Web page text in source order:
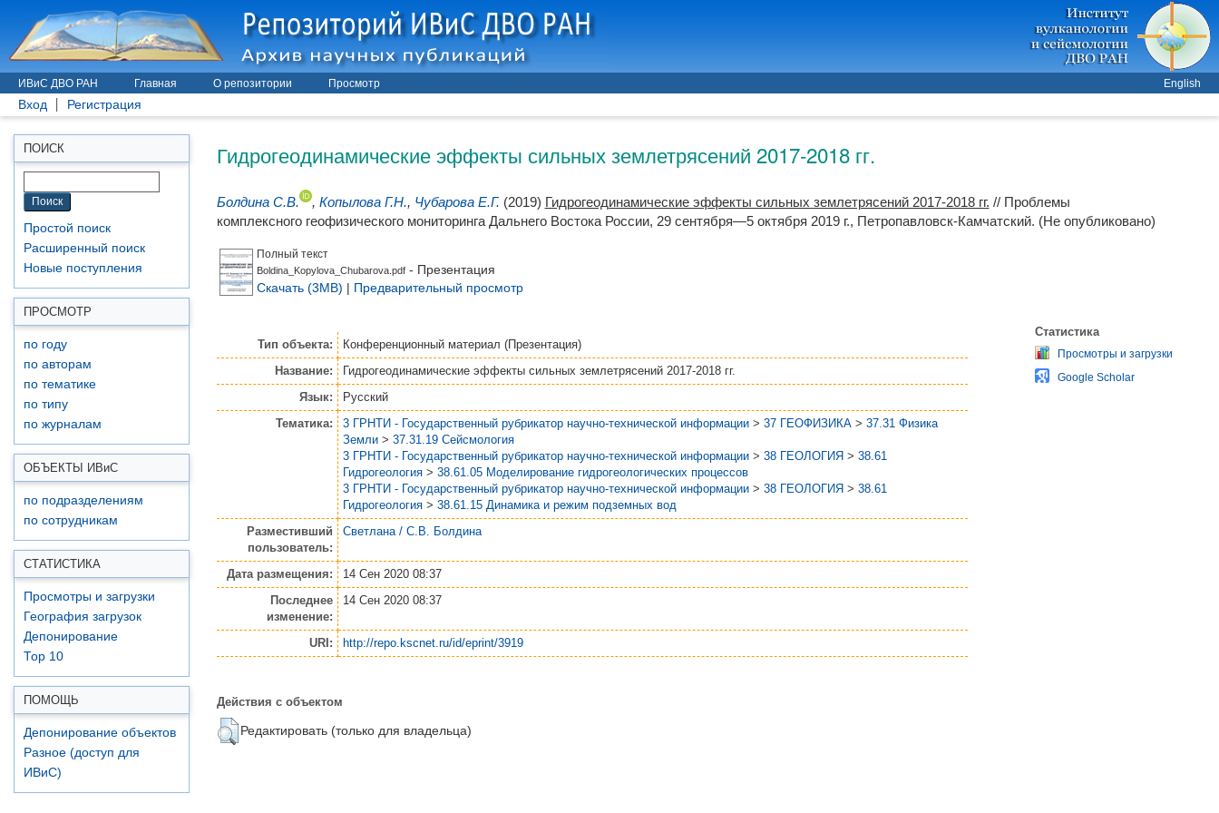
ИВиС ДВО РАН Главная О репозитории Просмотр English
Вход Регистрация
ПОИСК
Простой поиск
Расширенный поиск
Новые поступления
ПРОСМОТР
по году
по авторам
по тематике
по типу
по журналам
ОБЪЕКТЫ ИВиС
по подразделениям
по сотрудникам
СТАТИСТИКА
Просмотры и загрузки
География загрузок
Депонирование
Top 10
ПОМОЩЬ
Депонирование объектов
Разное (доступ для
ИВиС)
Гидрогеодинамические эффекты сильных землетрясений 2017-2018 гг.
Болдина С.В. , Копылова Г.Н., Чубарова Е.Г. (2019) Гидрогеодинамические эффекты сильных землетрясений 2017-2018 гг. // Проблемы
комплексного геофизического мониторинга Дальнего Востока России, 29 сентября—5 октября 2019 г., Петропавловск-Камчатский. (Не опубликовано)
Полный текст
Boldina_Kopylova_Chubarova.pdf - Презентация
Скачать (3MB) | Предварительный просмотр
Тип объекта:
Конференционный материал (Презентация)
Название:
Гидрогеодинамические эффекты сильных землетрясений 2017-2018 гг.
Язык:
Русский
Тематика:
3 ГРНТИ - Государственный рубрикатор научно-технической информации > 37 ГЕОФИЗИКА > 37.31 Физика
Земли > 37.31.19 Сейсмология
3 ГРНТИ - Государственный рубрикатор научно-технической информации > 38 ГЕОЛОГИЯ > 38.61
Гидрогеология > 38.61.05 Моделирование гидрогеологических процессов
3 ГРНТИ - Государственный рубрикатор научно-технической информации > 38 ГЕОЛОГИЯ > 38.61
Гидрогеология > 38.61.15 Динамика и режим подземных вод
Разместивший
пользователь:
Светлана / С.В. Болдина
Дата размещения:
14 Сен 2020 08:37
Последнее
изменение:
14 Сен 2020 08:37
URI: http://repo.kscnet.ru/id/eprint/3919
Действия с объектом
Редактировать (только для владельца)
Статистика
Просмотры и загрузки
Google Scholar